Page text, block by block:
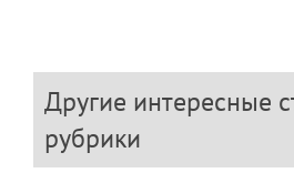
Другие интересные
рубрики